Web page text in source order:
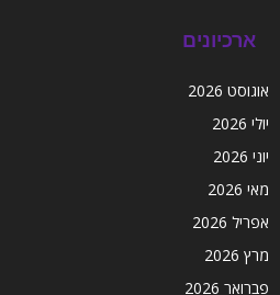
ארכיונים
אוגוסט 2026
יולי 2026
יוני 2026
מאי 2026
אפריל 2026
מרץ 2026
פברואר 2026